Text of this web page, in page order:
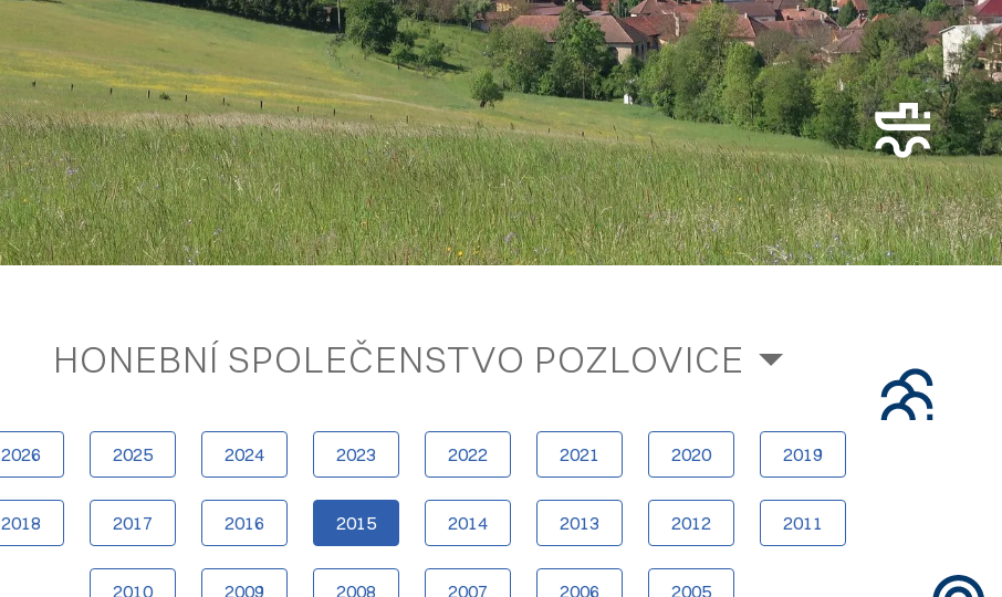
HONEBNÍ SPOLEČENSTVO POZLOVICE
2026 2025 2024 2023 2022 2021 2020 2019
2018 2017 2016 2015 2014 2013 2012 2011
2010 2009 2008 2007 2006 2005